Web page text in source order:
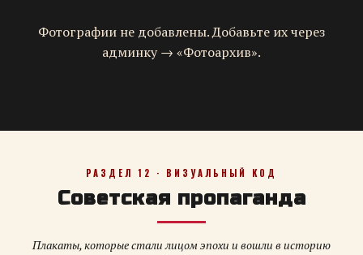
Фотографии не добавлены. Добавьте их через
админку → «Фотоархив».
РАЗДЕЛ 12 · ВИЗУАЛЬНЫЙ КОД
Советская пропаганда
Плакаты, которые стали лицом эпохи и вошли в историю